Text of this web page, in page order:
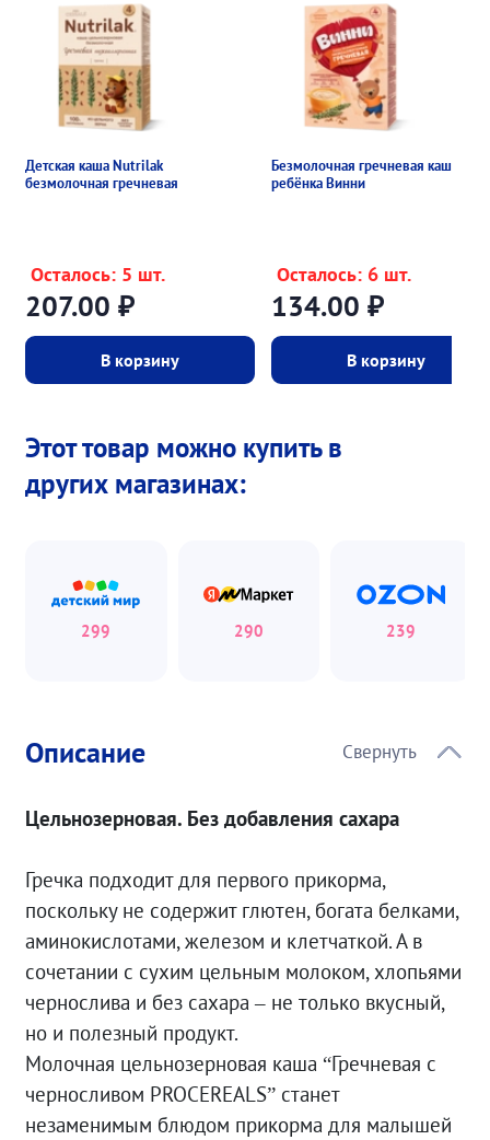
Детская каша Nutrilak
безмолочная гречневая
207.00 ₽
Осталось: 5 шт.
В корзину
Безмолочная гречневая каша для
ребёнка Винни
134.00₽
Осталось: 6 шт.
В корзину
Этот товар можно купить в
других магазинах:
299 290 239
Описание
Цельнозерновая. Без добавления сахара
Гречка подходит для первого прикорма,
поскольку не содержит глютен, богата белками,
аминокислотами, железом и клетчаткой. А в
сочетании с сухим цельным молоком, хлопьями
чернослива и без сахара – не только вкусный,
но и полезный продукт.
Молочная цельнозерновая каша “Гречневая с
черносливом PROCEREALS” станет
незаменимым блюдом прикорма для малышей